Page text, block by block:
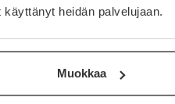
heidän palvelujaan.
Muokkaa
17.1.2024